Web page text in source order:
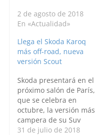
2 de agosto de 2018
En «Actualidad»
Llega el Skoda Karoq
más off-road, nueva
versión Scout
Skoda presentará en el
próximo salón de París,
que se celebra en
octubre, la versión más
campera de su Suv
más compacto, el
31 de julio de 2018